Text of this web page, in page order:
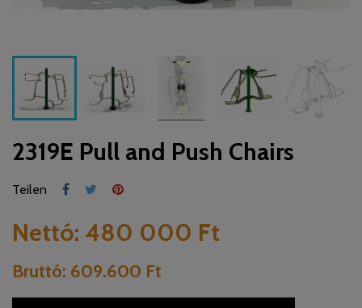
2319E Pull and Push Chairs
Teilen
Nettó: 480 000 Ft
Bruttó: 609.600 Ft